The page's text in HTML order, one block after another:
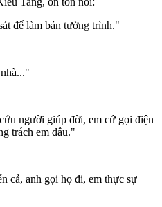
để làm bản tường trình."
người giúp đời, em cứ gọi điện
trách em đâu."
cả, anh gọi họ đi, em thực sự